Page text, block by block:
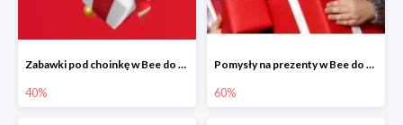
Zabawki pod choinkę w Bee do -40%
40%
Pomysły na prezenty w Bee do -60%
60%